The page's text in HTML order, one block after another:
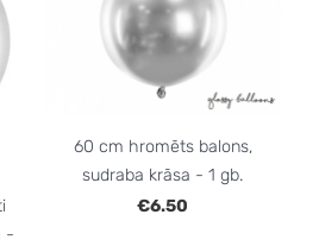
-
60 cm hromēts balons,
sudraba krāsa - 1 gb.
€6.50